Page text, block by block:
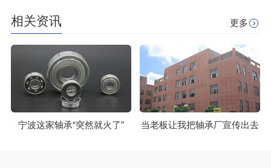
相关资讯 更多
宁波这家轴承“突然就火了” 当老板让我把轴承厂宣传出去